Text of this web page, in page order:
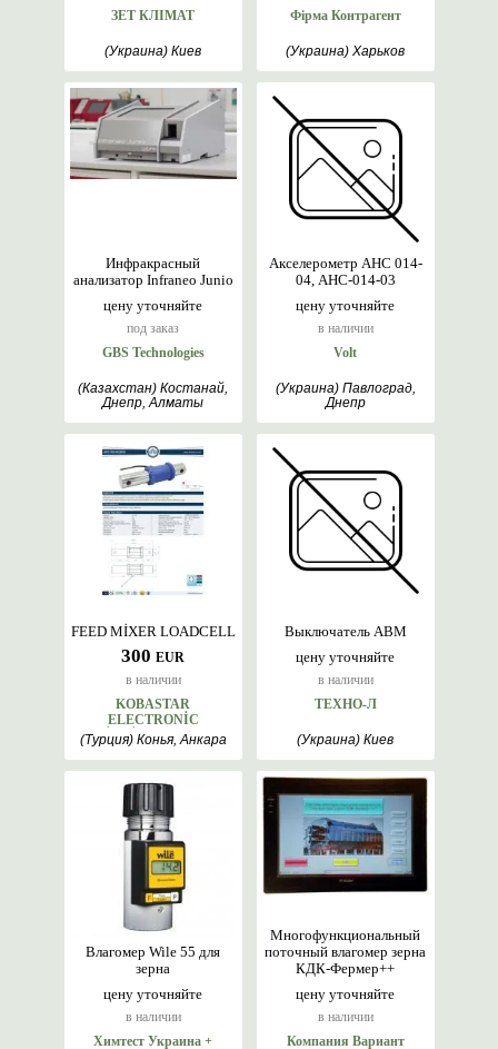
ЗЕТ КЛІМАТ
(Украина) Киев
Фірма Контрагент
(Украина) Харьков
цену уточняйте
под заказ
Инфракрасный
анализатор Infraneo Junio
GBS Technologies
(Казахстан) Костанай,
Днепр, Алматы
цену уточняйте
в наличии
Акселерометр АНС 014-
04, АНС-014-03
Volt
(Украина) Павлоград,
Днепр
300 EUR
в наличии
FEED MİXER LOADCELL
KOBASTAR
ELECTRONİC
WEİGHİNG SYSTEMS
(Турция) Конья, Анкара
цену уточняйте
в наличии
Выключатель АВМ
ТЕХНО-Л
(Украина) Киев
цену уточняйте
в наличии
Влагомер Wile 55 для
зерна
Химтест Украина +
цену уточняйте
в наличии
Многофункциональный
поточный влагомер зерна
КДК-Фермер++
Компания Вариант